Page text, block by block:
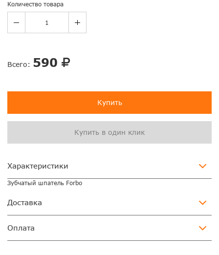
Количество товара
Всего: 590
Купить
Купить в один клик
Характеристики
Зубчатый шпатель Forbo
Доставка
Оплата